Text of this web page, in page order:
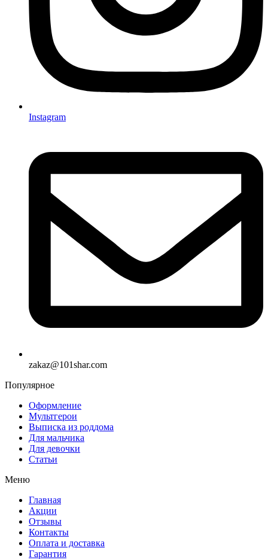
Instagram
zakaz@101shar.com
Популярное
Оформление
Мультгерои
Выписка из роддома
Для мальчика
Для девочки
Статьи
Меню
Главная
Акции
Отзывы
Контакты
Оплата и доставка
Гарантия